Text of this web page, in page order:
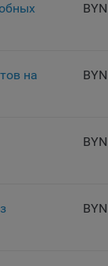
На
BYN
на
BYN
BYN
BYN